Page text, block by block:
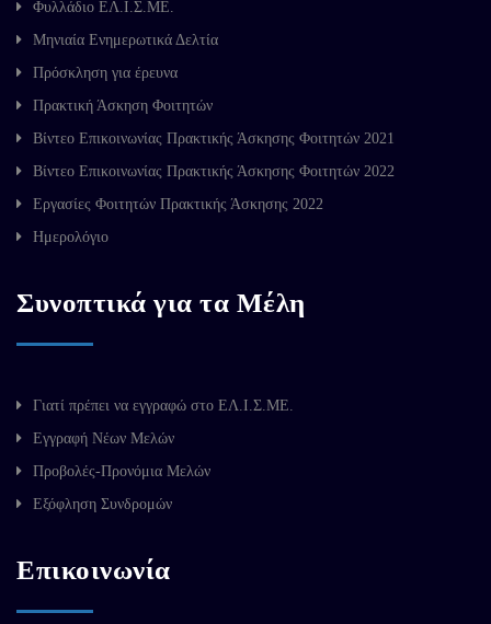
Φυλλάδιο ΕΛ.Ι.Σ.ΜΕ.
Μηνιαία Ενημερωτικά Δελτία
Πρόσκληση για έρευνα
Πρακτική Άσκηση Φοιτητών
Βίντεο Επικοινωνίας Πρακτικής Άσκησης Φοιτητών 2021
Βίντεο Επικοινωνίας Πρακτικής Άσκησης Φοιτητών 2022
Εργασίες Φοιτητών Πρακτικής Άσκησης 2022
Ημερολόγιο
Συνοπτικά για τα Μέλη
Γιατί πρέπει να εγγραφώ στο ΕΛ.Ι.Σ.ΜΕ.
Εγγραφή Νέων Μελών
Προβολές-Προνόμια Μελών
Εξόφληση Συνδρομών
Επικοινωνία